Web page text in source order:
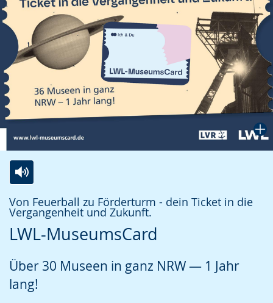
Von Feuerball zu Förderturm - dein Ticket in die
Vergangenheit und Zukunft.
LWL-MuseumsCard
Über 30 Museen in ganz NRW — 1 Jahr
lang!
Leichten
Sprache
Audio-
Unterstützung.
Video
in
Gebärdensprache
wird